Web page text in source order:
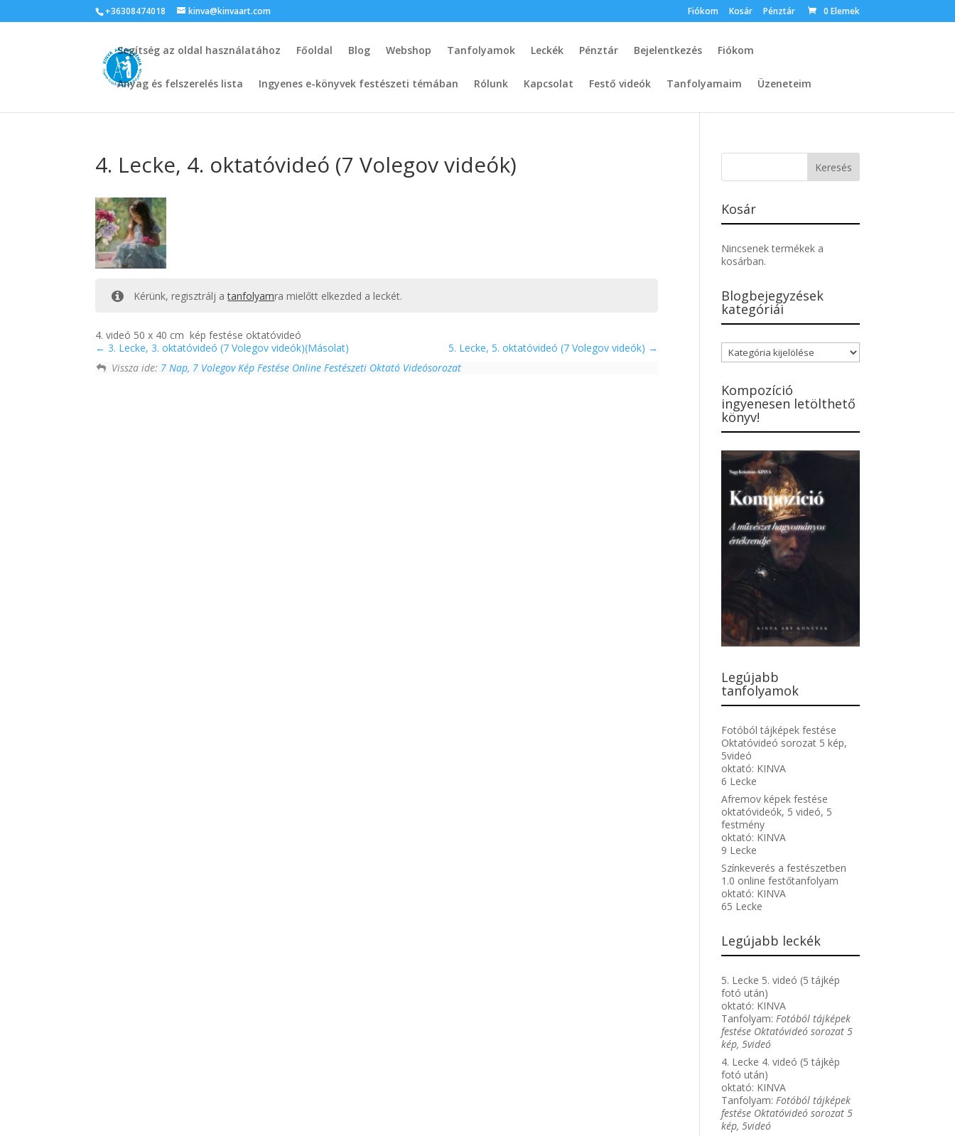
+36308474018 kinva@kinvaart.com Fiókom Kosár Pénztár 0 Elemek
Segítség az oldal használatához Főoldal Blog Webshop Tanfolyamok Leckék Pénztár Bejelentkezés Fiókom
Anyag és felszerelés lista Ingyenes e-könyvek festészeti témában Rólunk Kapcsolat Festő videók Tanfolyamaim Üzeneteim
4. Lecke, 4. oktatóvideó (7 Volegov videók)
Kérünk, regisztrálj atanfolyamra mielőtt elkezded a leckét.
4. videó 50 x 40 cm kép festése oktatóvideó
3. Lecke, 3. oktatóvideó (7 Volegov videók)(Másolat)
5. Lecke, 5. oktatóvideó (7 Volegov videók)
Vissza ide: 7 Nap, 7 Volegov Kép Festése Online Festészeti Oktató Videósorozat
Kosár
Nincsenek termékek a
kosárban.
Blogbejegyzések
kategóriái
Blogbejegyzések
kategóriái
Kompozíció
ingyenesen letölthető
könyv!
Legújabb
tanfolyamok
Fotóból tájképek festése
Oktatóvideó sorozat 5 kép,
5videó
oktató: KINVA
6 Lecke
Afremov képek festése
oktatóvideók, 5 videó, 5
festmény
oktató: KINVA
9 Lecke
Színkeverés a festészetben
1.0 online festőtanfolyam
oktató: KINVA
65 Lecke
Legújabb leckék
5. Lecke 5. videó (5 tájkép
fotó után)
oktató: KINVA
Tanfolyam:Fotóból tájképek
festése Oktatóvideó sorozat 5
kép, 5videó
4. Lecke 4. videó (5 tájkép
fotó után)
oktató: KINVA
Tanfolyam:Fotóból tájképek
festése Oktatóvideó sorozat 5
kép, 5videó